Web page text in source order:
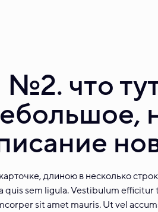
№2. что
длиною в несколько строк
sem ligula. Vestibulum efficitur
sit amet mauris. Ut vel